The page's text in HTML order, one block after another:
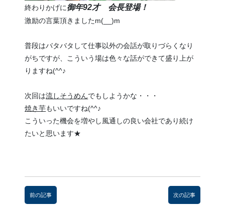
終わりかげに御年92才 会長登場！
激励の言葉頂きましたm(__)m
普段はバタバタして仕事以外の会話が取りづらくなり
がちですが、こういう場は色々な話ができて盛り上が
りますね(^^♪
次回は流しそうめんでもしようかな・・・
焼き芋もいいですね(^^♪
こういった機会を増やし風通しの良い会社であり続け
たいと思います★
前
後
前の記事 次の記事